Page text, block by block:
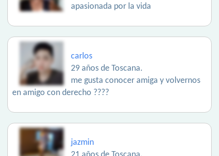
apasionada por la vida
carlos
29 años de Toscana.
me gusta conocer amiga y volvernos
en amigo con derecho ????
jazmin